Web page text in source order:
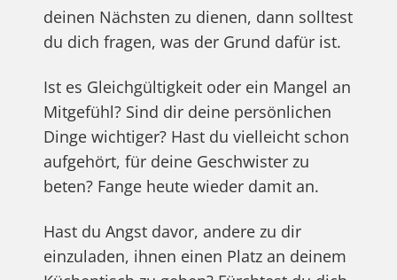
deinen Nächsten zu dienen, dann solltest
du dich fragen, was der Grund dafür ist.
Ist es Gleichgültigkeit oder ein Mangel an
Mitgefühl? Sind dir deine persönlichen
Dinge wichtiger? Hast du vielleicht schon
aufgehört, für deine Geschwister zu
beten? Fange heute wieder damit an.
Hast du Angst davor, andere zu dir
einzuladen, ihnen einen Platz an deinem